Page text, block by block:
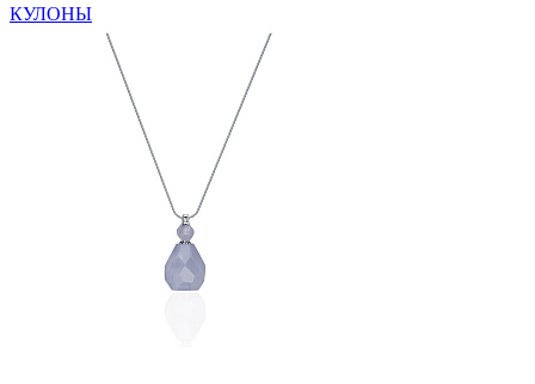
КУЛОНЫ